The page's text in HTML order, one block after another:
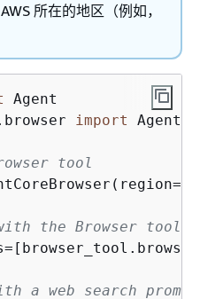
所在的地区（例如，
import
tool
the Browser tool
a web search prompt